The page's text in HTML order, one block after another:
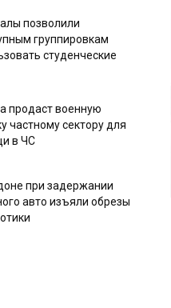
позволили
группировкам
студенческие
продаст военную
частному сектору для
в ЧС
при задержании
авто изъяли обрезы